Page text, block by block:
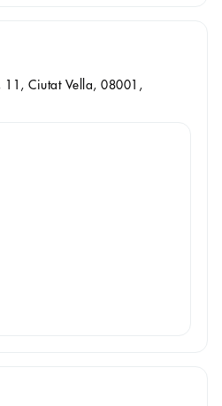
11, Ciutat Vella, 08001,